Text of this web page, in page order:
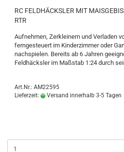
RC FELDHÄCKSLER MIT
RTR
Aufnehmen, Zerkleinern und Verladen
ferngesteuert im Kinderzimmer oder
nachspielen. Bereits ab 6 Jahren
Feldhäcksler im Maßstab 1:24 durch
Art.Nr.: AM22595
Lieferzeit:
Versand innerhalb 3-5 Tagen